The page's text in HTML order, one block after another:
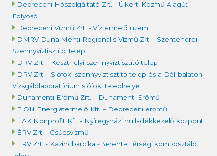
Debreceni Hőszolgáltató Zrt. - Újkerti Közmű Alagút
Folyosó
Debreceni Vízmű Zrt. - Víztermelő üzem
DMRV Duna Menti Regionális Vízmű Zrt. - Szentendrei
Szennyvíztisztító Telep
DRV Zrt. - Keszthelyi szennyvíztisztító telep
DRV Zrt. - Siófoki szennyvíztisztító telep és a Dél-balatoni
Vizsgálólaboratórium siófoki telephelye
Dunamenti Erőmű Zrt. – Dunamenti Erőmű
E.ON Energiatermelő Kft. – Debreceni erőmű
ÉAK Nonprofit Kft. - Nyíregyházi hulladékkezelő központ
ÉRV Zrt. - Csúcsvízmű
ÉRV Zrt. - Kazincbarcika -Berente Térségi komposztáló